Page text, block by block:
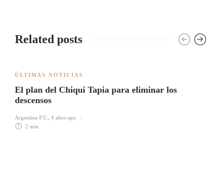
Related posts
ÚLTIMAS NOTICIAS
El plan del Chiqui Tapia para eliminar los
descensos
Argentina F.C.
4 años ago
2 min